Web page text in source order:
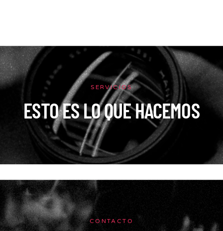
SERVICIOS
ESTO ES LO QUE HACEMOS
CONTACTO